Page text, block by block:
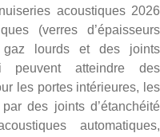
acoustiques 2026
(verres d’épaisseurs
gaz lourds et des joints
peuvent atteindre des
les portes intérieures, les
des joints d’étanchéité
automatiques,